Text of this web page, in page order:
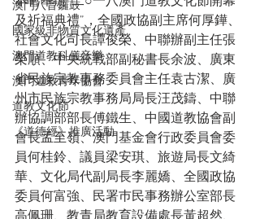
澳門八音鑼鼓
國家級非物質文化遺產
澳門道教科儀音樂
澳門道教青年協會
道教文化節
《道德經》推廣活動
及祈福典禮”，全國政協副主席何厚鏵、
社會文化司長譚俊榮、中聯辦副主任張
榮順、中央統戰部副秘書長余波、廣東
省民族宗教事務委員會主任袁古潔、廣
州市民族宗教事務局局長汪茂鑄、中聯
辦協調部部長傅鐵生、中國道教協會副
會長孟至嶺、澳門基金會行政委員會委
員何桂鈴、議員梁安琪、旅遊局長文綺
華、文化局代副局長李麗嬌、全國政協
委員何富強、民署巿民事務辦公室部長